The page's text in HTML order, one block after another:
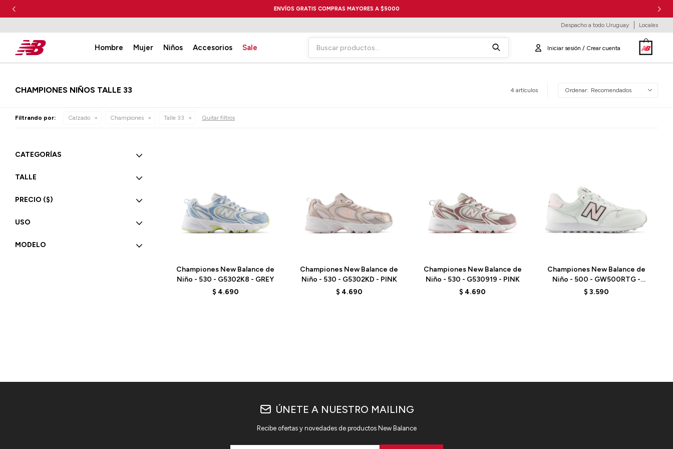
ENVÍOS GRATIS COMPRAS MAYORES A $5000
Hombre Mujer Niños Accesorios Sale
Despacho a todo Uruguay Locales
CHAMPIONES NIÑOS TALLE 33 4 artículos Recomendados
Filtrando por: Calzado Championes Talle 33 Quitar filtros
Championes New Balance de
Niño - 530 - G5302K8 - GREY
$ 4.690
Championes New Balance de
Niño - 530 - G5302KD - PINK
$ 4.690
Championes New Balance de
Niño - 530 - G530919 - PINK
$ 4.690
Championes New Balance de
Niño - 500 - GW500RTG -
ALLOY/WHITE
$ 3.590
CATEGORÍAS
TALLE
PRECIO ($)
USO
MODELO
ÚNETE A NUESTRO MAILING
Recibe ofertas y novedades de productos New Balance